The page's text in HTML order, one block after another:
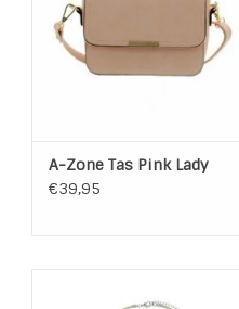
Vakken: 1 groot vak met rits met
daarin een klein vakje met rits.
A-Zone Tas Pink Lady
€39,95
A-Zone met 7 Elementen.